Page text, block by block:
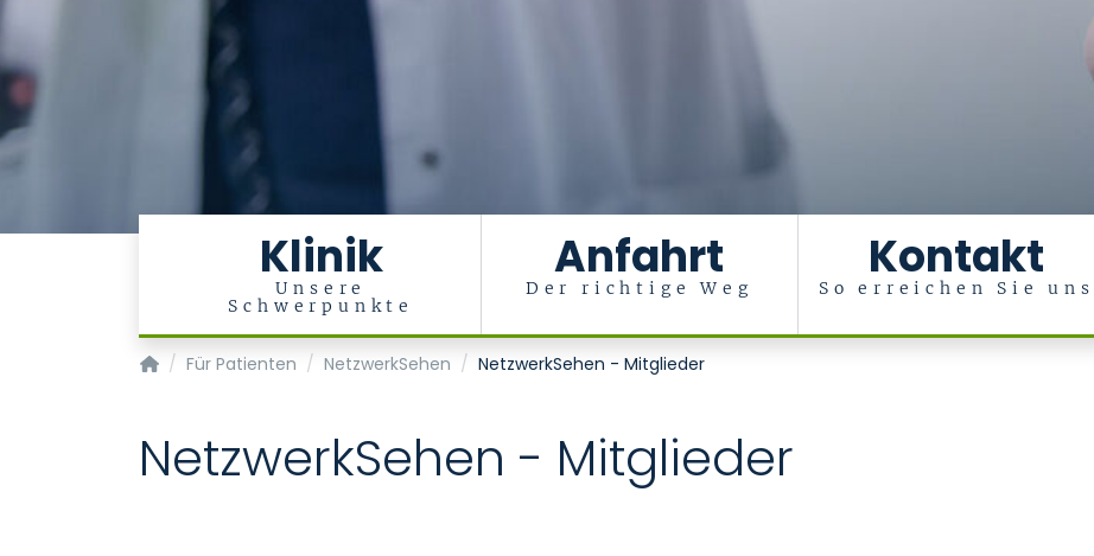
Klinik
Unsere
Schwerpunkte
Anfahrt
Der richtige Weg
Kontakt
So erreichen Sie uns
Klinik für Augenheilkunde
Für Patienten NetzwerkSehen NetzwerkSehen - Mitglieder
NetzwerkSehen - Mitglieder